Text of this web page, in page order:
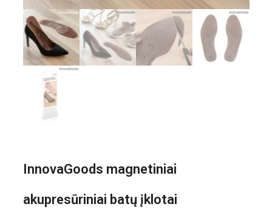
InnovaGoods magnetiniai
akupresūriniai batų įklotai